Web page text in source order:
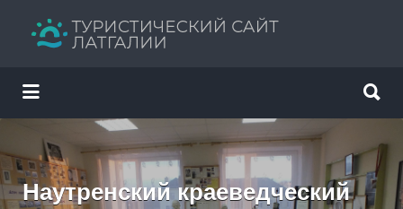
Путеводитель твоего отдыха
Искать:
Наутренский краеведческий